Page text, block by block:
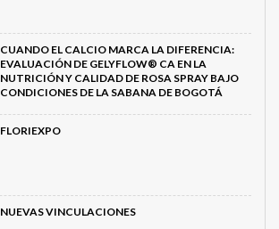
CUANDO EL CALCIO MARCA LA DIFERENCIA:
EVALUACIÓN DE GELYFLOW® CA EN LA
NUTRICIÓN Y CALIDAD DE ROSA SPRAY BAJO
CONDICIONES DE LA SABANA DE BOGOTÁ
FLORIEXPO
NUEVAS VINCULACIONES